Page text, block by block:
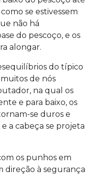
se estivessem
não há
do pescoço, e os
alongar.
do típico
de nós
na qual os
e para baixo, os
se duros e
a cabeça se projeta
os punhos em
direção à segurança